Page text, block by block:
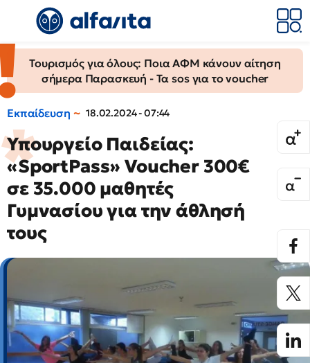
Τουρισμός για όλους: Ποια ΑΦΜ κάνουν αίτηση
σήμερα Παρασκευή - Τα sos για το voucher
Εκπαίδευση 18.02.2024 - 07:44
Υπουργείο Παιδείας:
«SportPass» Voucher 300€
σε 35.000 μαθητές
Γυμνασίου για την άθλησή
τους